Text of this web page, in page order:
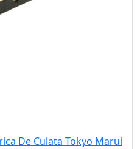
De Culata Tokyo Marui